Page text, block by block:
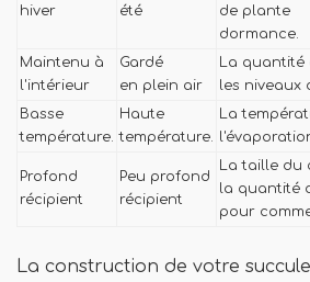
hiver
été
de plante
dormance.
Maintenu à
l'intérieur
Gardé
en plein air
La quantité
les niveaux
Basse
température.
Haute
température.
La
Profond
récipient
Peu profond
récipient
La taille du
la quantité
pour
La construction de votre